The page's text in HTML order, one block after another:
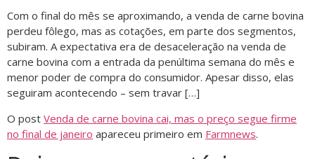
Com o final do mês se aproximando, a venda de carne bovina
perdeu fôlego, mas as cotações, em parte dos segmentos,
subiram. A expectativa era de desaceleração na venda de
carne bovina com a entrada da penúltima semana do mês e
menor poder de compra do consumidor. Apesar disso, elas
seguiram acontecendo – sem travar […]
O post Venda de carne bovina cai, mas o preço segue firme
no final de janeiro apareceu primeiro em Farmnews.